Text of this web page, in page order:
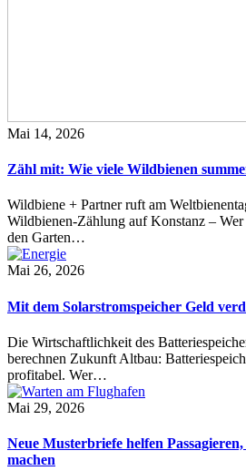
Mai 14, 2026
Zähl mit: Wie viele Wildbienen
Wildbiene + Partner ruft am
Wildbienen-Zählung auf Konstanz – Wer
den Garten…
Mai 26, 2026
Mit dem Solarstromspeicher Geld
Die Wirtschaftlichkeit des
berechnen Zukunft Altbau:
profitabel. Wer…
Mai 29, 2026
Neue Musterbriefe helfen
machen